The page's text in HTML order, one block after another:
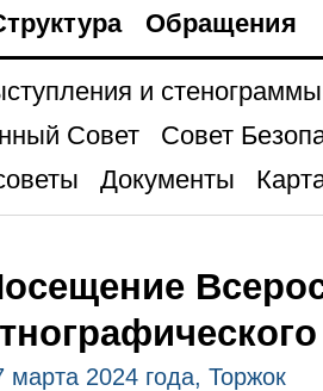
Обращения
и стенограммы
Совет
Совет
Документы
марта 2024 года, Торжок